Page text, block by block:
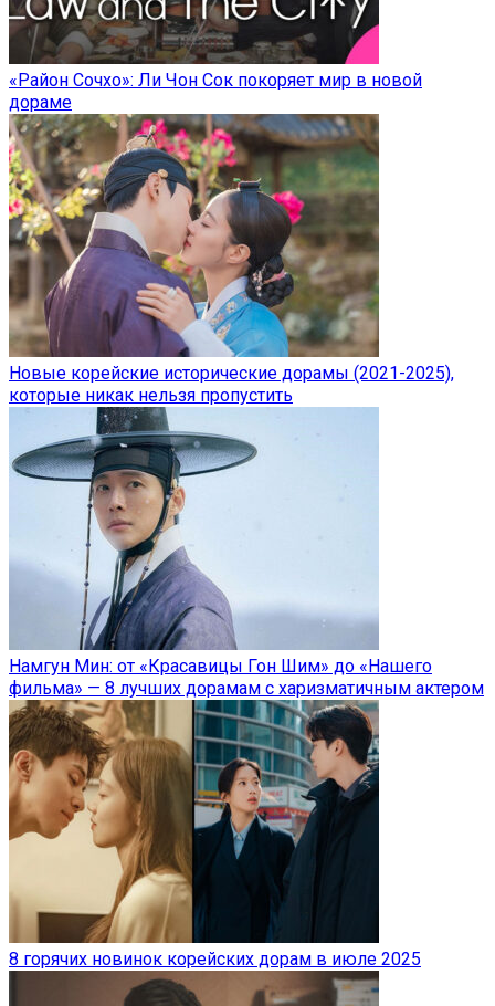
«Район Сочхо»: Ли Чон Сок покоряет мир в новой
дораме
Новые корейские исторические дорамы (2021-2025),
которые никак нельзя пропустить
Намгун Мин: от «Красавицы Гон Шим» до «Нашего
фильма» — 8 лучших дорамам с харизматичным актером
8 горячих новинок корейских дорам в июле 2025